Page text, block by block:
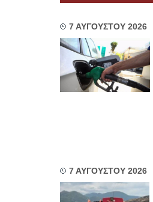
7 ΑΥΓΟΥΣΤΟΥ 2026
7 ΑΥΓΟΥΣΤΟΥ 2026